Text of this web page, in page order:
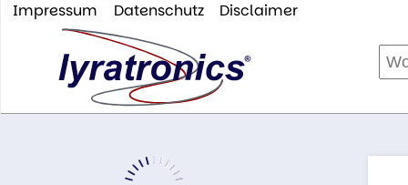
Impressum Datenschutz Disclaimer